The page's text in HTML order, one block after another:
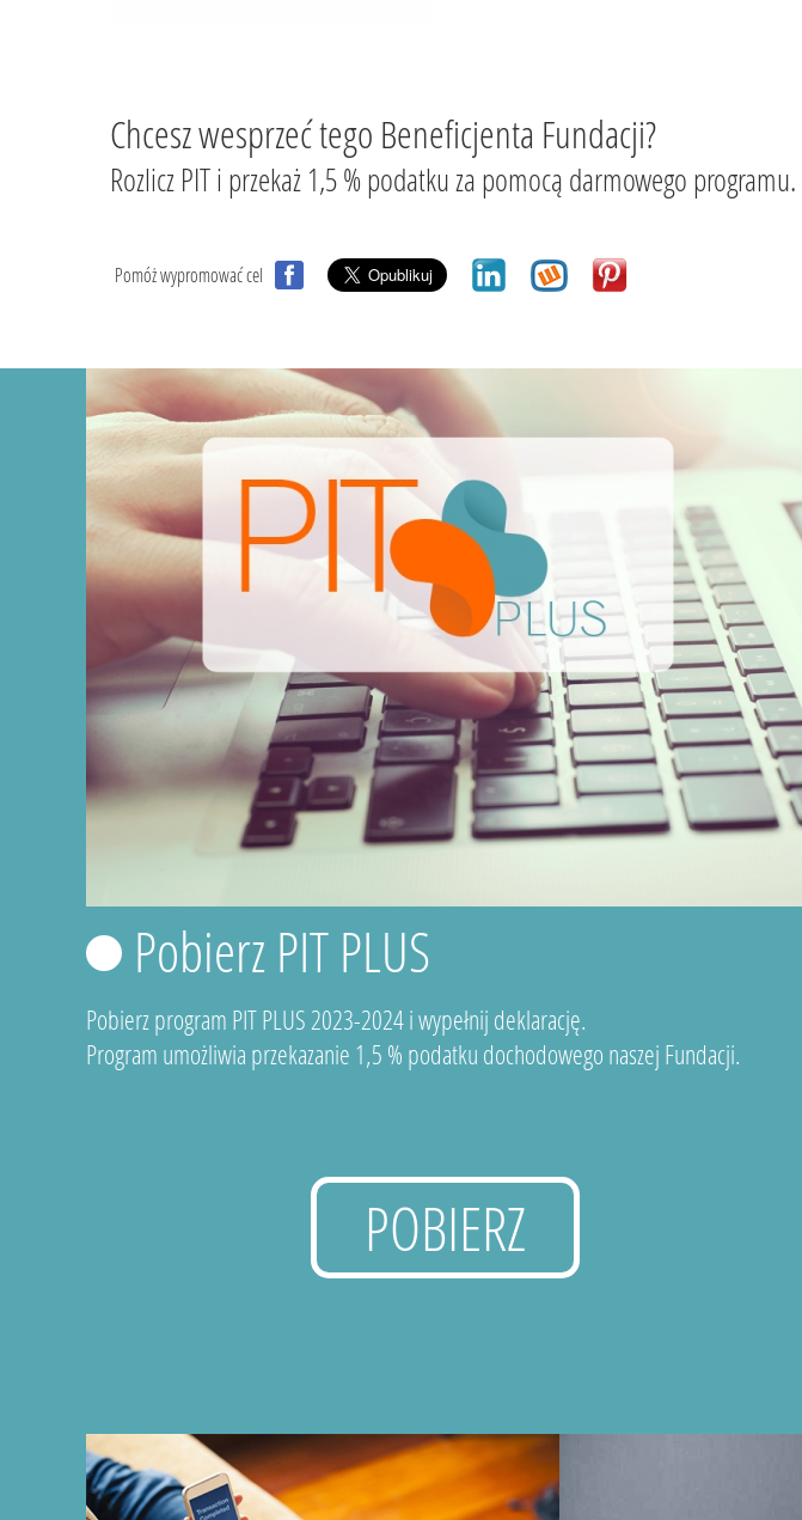
Chcesz wesprzeć tego Beneficjenta Fundacji?
Rozlicz PIT i przekaż 1,5 % podatku za pomocą darmowego programu.
Pomóż wypromować cel
Pobierz PIT PLUS
Pobierz program PIT PLUS 2023-2024 i wypełnij deklarację.
Program umożliwia przekazanie 1,5 % podatku dochodowego naszej Fundacji.
POBIERZ